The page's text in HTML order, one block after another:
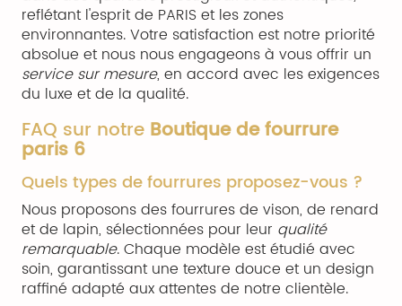
reflétant l'esprit de PARIS et les zones
environnantes. Votre satisfaction est notre priorité
absolue et nous nous engageons à vous offrir un
service sur mesure, en accord avec les exigences
du luxe et de la qualité.
FAQ sur notre Boutique de fourrure
paris 6
Quels types de fourrures proposez-vous ?
Nous proposons des fourrures de vison, de renard
et de lapin, sélectionnées pour leur qualité
remarquable. Chaque modèle est étudié avec
soin, garantissant une texture douce et un design
raffiné adapté aux attentes de notre clientèle.